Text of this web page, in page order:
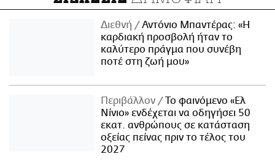
Διεθνή
Αντόνιο Μπαντέρας: «Η
καρδιακή προσβολή ήταν το
καλύτερο πράγμα που συνέβη
ποτέ στη ζωή μου»
Περιβάλλον
Το φαινόμενο «Ελ
Νίνιο» ενδέχεται να οδηγήσει 50
εκατ. ανθρώπους σε κατάσταση
οξείας πείνας πριν το τέλος του
2027